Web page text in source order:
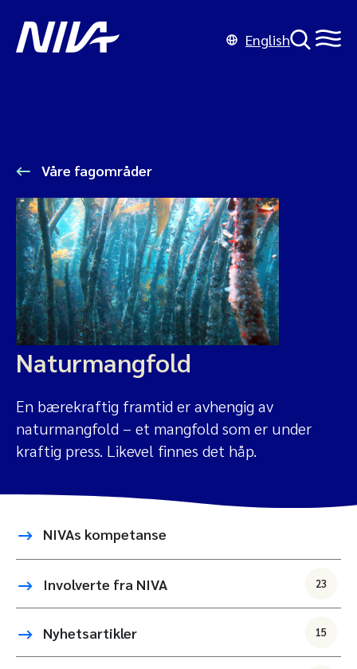
English
Våre fagområder
Naturmangfold
En bærekraftig framtid er avhengig av
naturmangfold – et mangfold som er under
kraftig press. Likevel finnes det håp.
NIVAs kompetanse
Involverte fra NIVA 23
Nyhetsartikler 15